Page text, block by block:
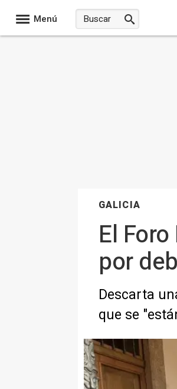
Menú
GALICIA
El
por
Descarta
que se